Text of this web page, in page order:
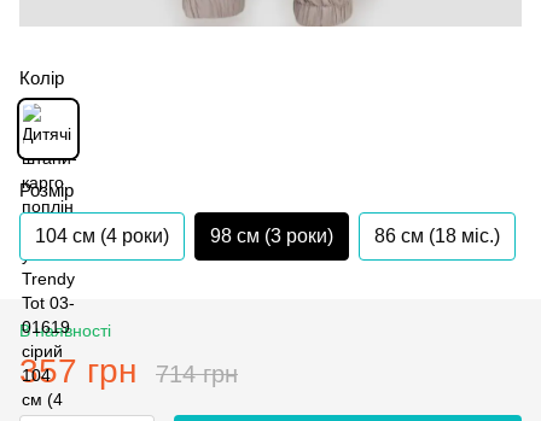
Колір
Розмір
104 см (4 роки) 98 см (3 роки) 86 см (18 мiс.)
В наявності
357 грн 714 грн